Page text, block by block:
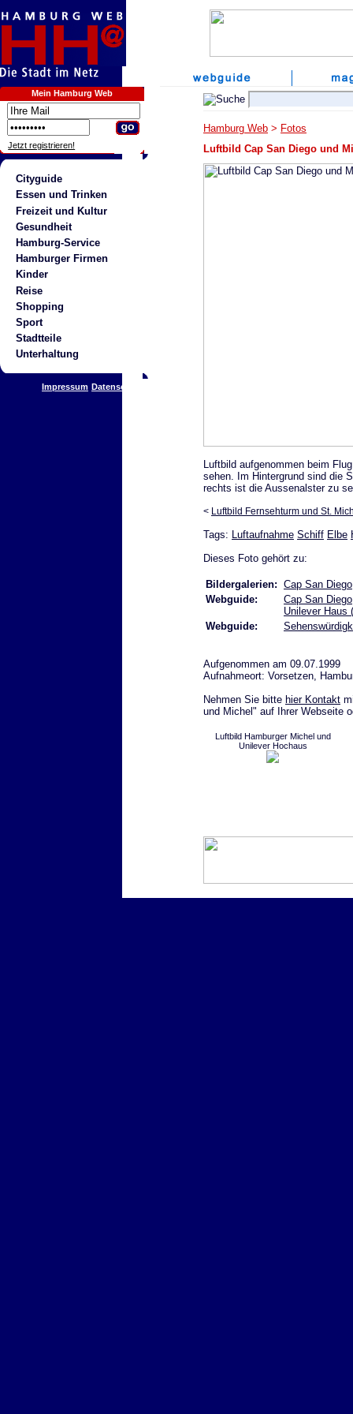
Mein Hamburg Web
Jetzt registrieren!
Cityguide
Essen und Trinken
Freizeit und Kultur
Gesundheit
Hamburg-Service
Hamburger Firmen
Kinder
Reise
Shopping
Sport
Stadtteile
Unterhaltung
Impressum Datenschutz
Hamburg Web > Fotos
Luftbild Cap San Diego und
Luftbild aufgenommen beim
sehen. Im Hintergrund sind die
rechts ist die Aussenalster zu
< Luftbild Fernsehturm und St.
Tags: Luftaufnahme Schiff Elbe
Dieses Foto gehört zu:
Bildergalerien: Cap San Diego
Webguide:
Cap San Diego
Unilever Haus
Webguide:
Aufgenommen am 09.07.1999
Aufnahmeort: Vorsetzen,
Nehmen Sie bitte hier Kontakt
und Michel" auf Ihrer Webseite
Luftbild Hamburger Michel und
Unilever Hochaus